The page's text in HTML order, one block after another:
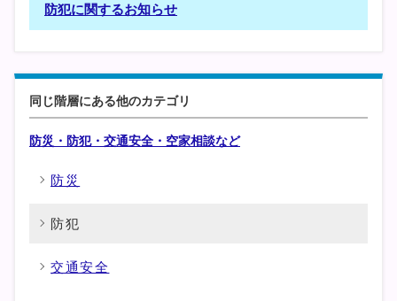
防犯に関するお知らせ
同じ階層にある他のカテゴリ
防災・防犯・交通安全・空家相談など
防災
防犯
交通安全